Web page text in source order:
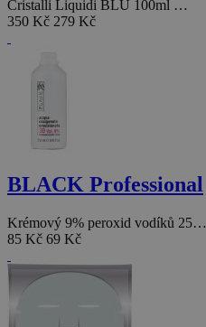
Cristalli Liquidi BLU 100ml …
350 Kč 279 Kč
BLACK Professional
Krémový 9% peroxid vodíků 25…
85 Kč 69 Kč